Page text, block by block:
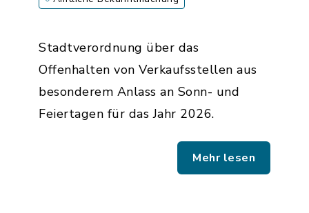
Stadtverordnung über das
Offenhalten von Verkaufsstellen aus
besonderem Anlass an Sonn- und
Feiertagen für das Jahr 2026.
Mehr lesen